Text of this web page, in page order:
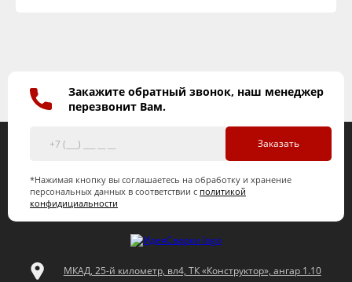
Закажите обратный звонок, наш менеджер
перезвонит Вам.
Заказать
*Нажимая кнопку вы соглашаетесь на обработку и хранение
персональных данных в соответствии с политикой
конфидициальности
МКАД, 25-й километр, вл4, ТК «Конструктор», ангар 1.10